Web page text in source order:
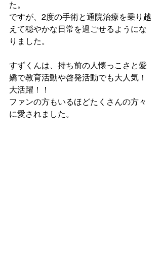
た。
ですが、2度の手術と通院治療を乗り越
えて穏やかな日常を過ごせるようにな
りました。
すずくんは、持ち前の人懐っこさと愛
嬌で教育活動や啓発活動でも大人気！
大活躍！！
ファンの方もいるほどたくさんの方々
に愛されました。